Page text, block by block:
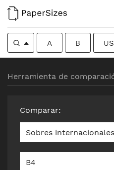
A B US
Herramienta de
Comparar:
Sobres internacionales
B4